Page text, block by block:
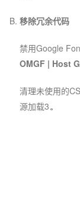
移除冗余代码
禁用Google
OMGF | Host
清理未使用的
源加载3。